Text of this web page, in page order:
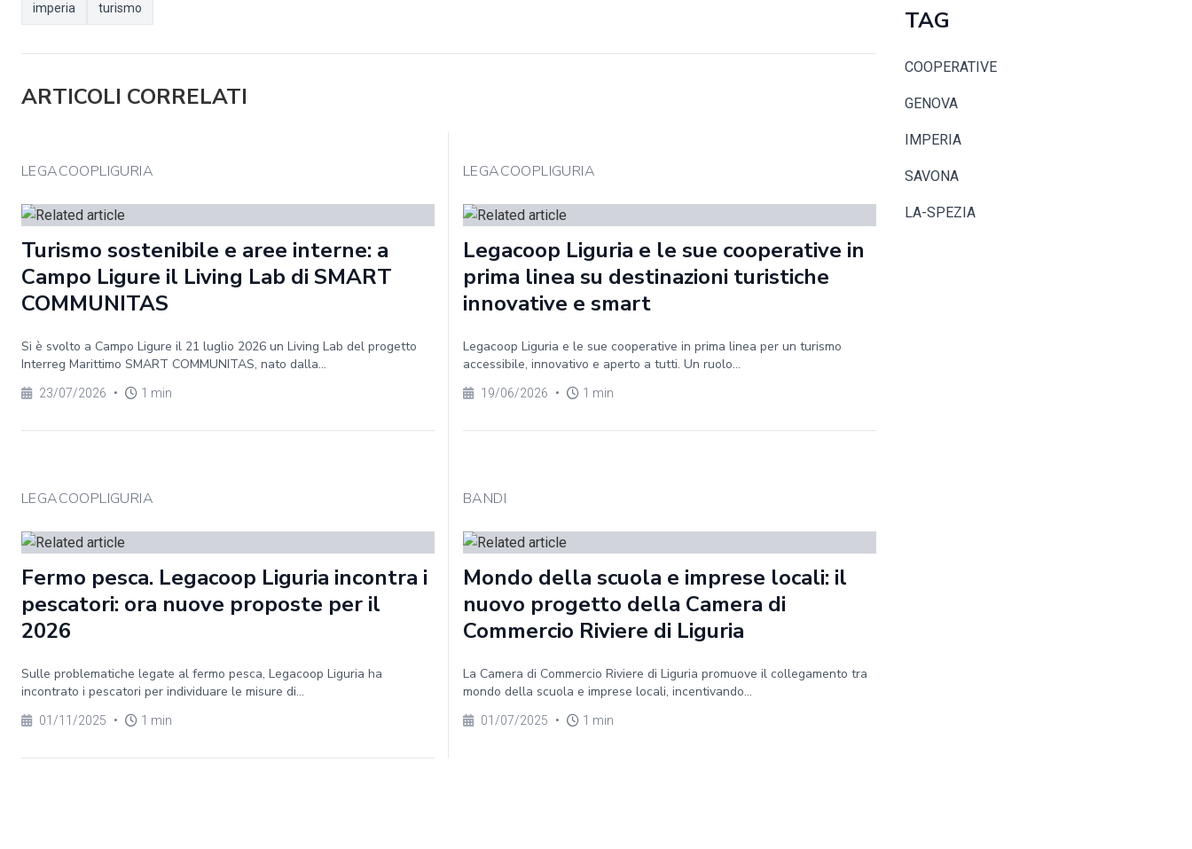
imperia turismo
ARTICOLI CORRELATI
LEGACOOPLIGURIA
Turismo sostenibile e aree interne: a
Campo Ligure il Living Lab di SMART
COMMUNITAS
Si è svolto a Campo Ligure il 21 luglio 2026 un Living Lab del progetto
Interreg Marittimo SMART COMMUNITAS, nato dalla...
23/07/2026 • 1 min
LEGACOOPLIGURIA
Legacoop Liguria e le sue cooperative in
prima linea su destinazioni turistiche
innovative e smart
Legacoop Liguria e le sue cooperative in prima linea per un turismo
accessibile, innovativo e aperto a tutti. Un ruolo...
19/06/2026 • 1 min
LEGACOOPLIGURIA
Fermo pesca. Legacoop Liguria incontra i
pescatori: ora nuove proposte per il
2026
Sulle problematiche legate al fermo pesca, Legacoop Liguria ha
incontrato i pescatori per individuare le misure di...
01/11/2025 • 1 min
BANDI
Mondo della scuola e imprese locali: il
nuovo progetto della Camera di
Commercio Riviere di Liguria
La Camera di Commercio Riviere di Liguria promuove il collegamento tra
mondo della scuola e imprese locali, incentivando...
01/07/2025 • 1 min
TAG
COOPERATIVE
GENOVA
IMPERIA
SAVONA
LA-SPEZIA